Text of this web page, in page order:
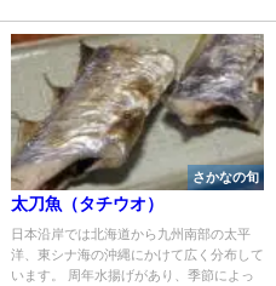
さかなの旬
太刀魚（タチウオ）
日本沿岸では北海道から九州南部の太平
洋、東シナ海の沖縄にかけて広く分布して
います。 周年水揚げがあり、季節によっ